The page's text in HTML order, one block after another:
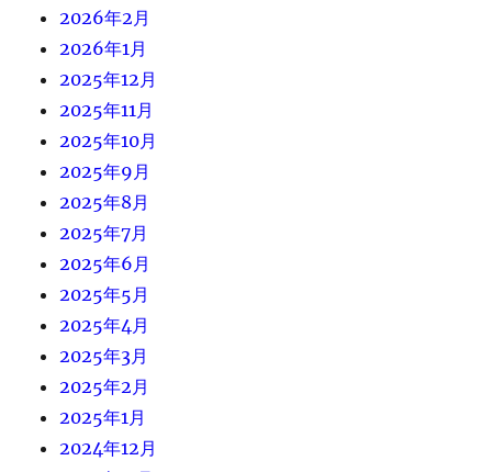
2026年2月
2026年1月
2025年12月
2025年11月
2025年10月
2025年9月
2025年8月
2025年7月
2025年6月
2025年5月
2025年4月
2025年3月
2025年2月
2025年1月
2024年12月